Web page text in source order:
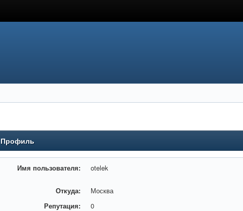
Профиль
Имя пользователя: otelek
Откуда:
Москва
Репутация:
0